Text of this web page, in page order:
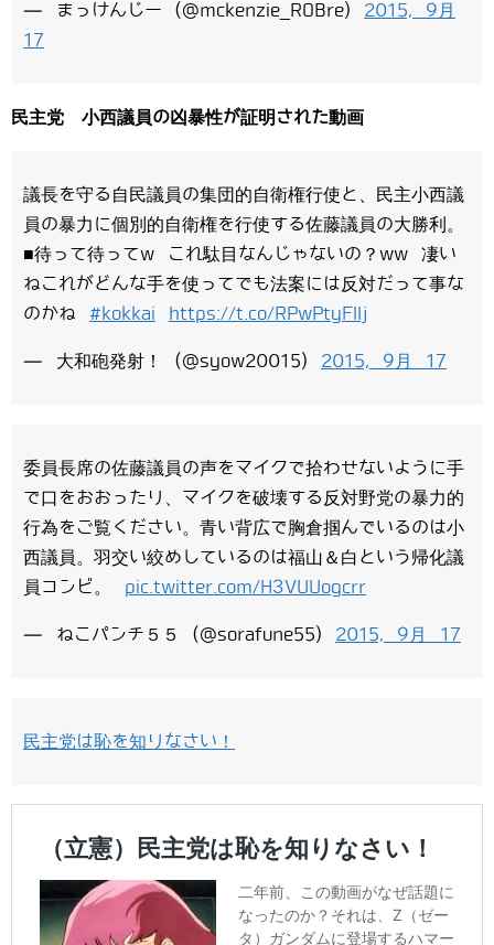
— まっけんじー (@mckenzie_ROBre) 2015, 9月
17
民主党 小西議員の凶暴性が証明された動画
議長を守る自民議員の集団的自衛権行使と、民主小西議
員の暴力に個別的自衛権を行使する佐藤議員の大勝利。
■待って待ってw これ駄目なんじゃないの？ww 凄い
ねこれがどんな手を使ってでも法案には反対だって事な
のかね #kokkai https://t.co/RPwPtyFIIj
— 大和砲発射！ (@syow20015) 2015, 9月 17
委員長席の佐藤議員の声をマイクで拾わせないように手
で口をおおったり、マイクを破壊する反対野党の暴力的
行為をご覧ください。青い背広で胸倉掴んでいるのは小
西議員。羽交い絞めしているのは福山＆白という帰化議
員コンビ。 pic.twitter.com/H3VUUogcrr
— ねこパンチ５５ (@sorafune55) 2015, 9月 17
民主党は恥を知りなさい！